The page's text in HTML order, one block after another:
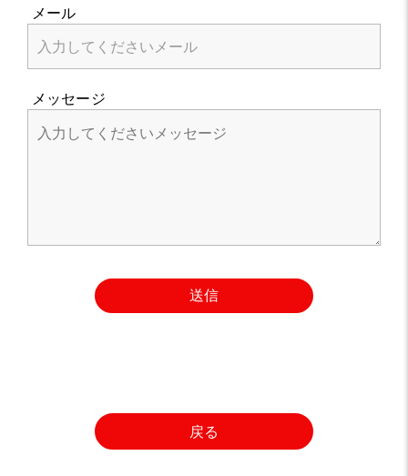
メール
メッセージ
送信
戻る